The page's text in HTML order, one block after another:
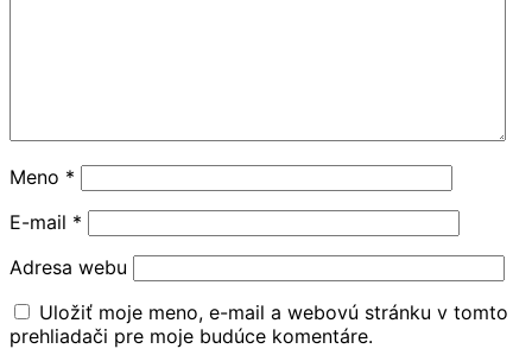
Meno *
E-mail *
Adresa webu
Uložiť moje meno, e-mail a webovú stránku v tomto
prehliadači pre moje budúce komentáre.